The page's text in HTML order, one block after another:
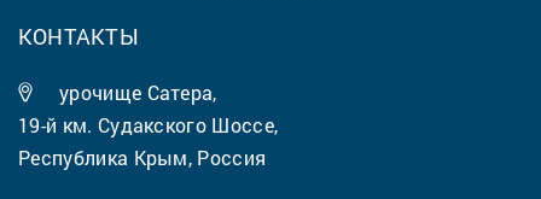
КОНТАКТЫ
урочище Сатера,
19-й км. Судакского Шоссе,
Республика Крым, Россия